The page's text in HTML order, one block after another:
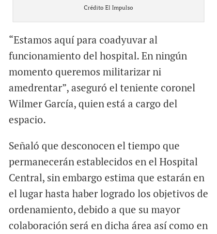
Crédito El Impulso
“Estamos aquí para coadyuvar al
funcionamiento del hospital. En ningún
momento queremos militarizar ni
amedrentar”, aseguró el teniente coronel
Wilmer García, quien está a cargo del
espacio.
Señaló que desconocen el tiempo que
permanecerán establecidos en el Hospital
Central, sin embargo estima que estarán en
el lugar hasta haber logrado los objetivos de
ordenamiento, debido a que su mayor
colaboración será en dicha área así como en